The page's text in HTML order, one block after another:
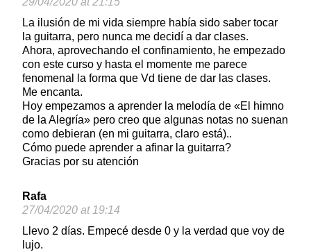
La ilusión de mi vida siempre había sido saber tocar
la guitarra, pero nunca me decidí a dar clases.
Ahora, aprovechando el confinamiento, he empezado
con este curso y hasta el momente me parece
fenomenal la forma que Vd tiene de dar las clases.
Me encanta.
Hoy empezamos a aprender la melodía de «El himno
de la Alegría» pero creo que algunas notas no suenan
como debieran (en mi guitarra, claro está)..
Cómo puede aprender a afinar la guitarra?
Gracias por su atención
Rafa
27/04/2020 at 19:14
Llevo 2 días. Empecé desde 0 y la verdad que voy de
lujo.